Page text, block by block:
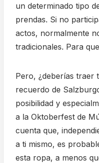
un determinado tipo
prendas. Si no
actos, normalmente
tradicionales. Para
Pero, ¿deberías traer
recuerdo de
posibilidad y
a la Oktoberfest de
cuenta que,
a ti mismo, es
esta ropa, a menos